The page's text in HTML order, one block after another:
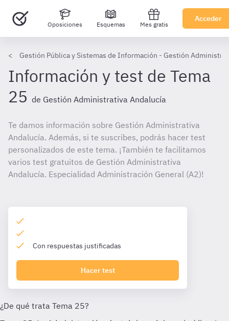
Oposiciones Esquemas Mes gratis
Acceder
Gestión Pública y Sistemas de Información - Gestión
Información y test de Tema
25 de Gestión Administrativa Andalucía
Te damos información sobre Gestión Administrativa
Andalucía. Además, si te suscribes, podrás hacer test
personalizados de este tema. ¡También te facilitamos
varios test gratuitos de Gestión Administrativa
Andalucía. Especialidad Administración General (A2)!
Con respuestas justificadas
Hacer test